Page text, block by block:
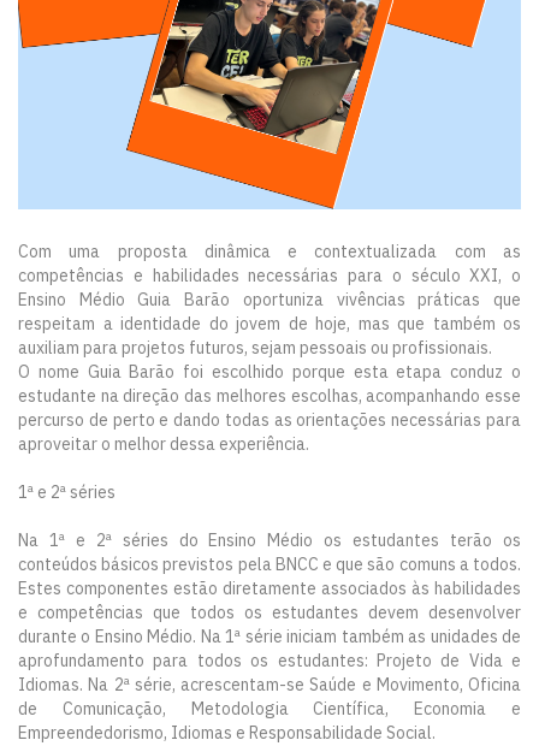
Com uma proposta dinâmica e contextualizada com as
competências e habilidades necessárias para o século XXI, o
Ensino Médio Guia Barão oportuniza vivências práticas que
respeitam a identidade do jovem de hoje, mas que também os
auxiliam para projetos futuros, sejam pessoais ou profissionais.
O nome Guia Barão foi escolhido porque esta etapa conduz o
estudante na direção das melhores escolhas, acompanhando esse
percurso de perto e dando todas as orientações necessárias para
aproveitar o melhor dessa experiência.
1ª e 2ª séries
Na 1ª e 2ª séries do Ensino Médio os estudantes terão os
conteúdos básicos previstos pela BNCC e que são comuns a todos.
Estes componentes estão diretamente associados às habilidades
e competências que todos os estudantes devem desenvolver
durante o Ensino Médio. Na 1ª série iniciam também as unidades de
aprofundamento para todos os estudantes: Projeto de Vida e
Idiomas. Na 2ª série, acrescentam-se Saúde e Movimento, Oficina
de Comunicação, Metodologia Científica, Economia e
Empreendedorismo, Idiomas e Responsabilidade Social.